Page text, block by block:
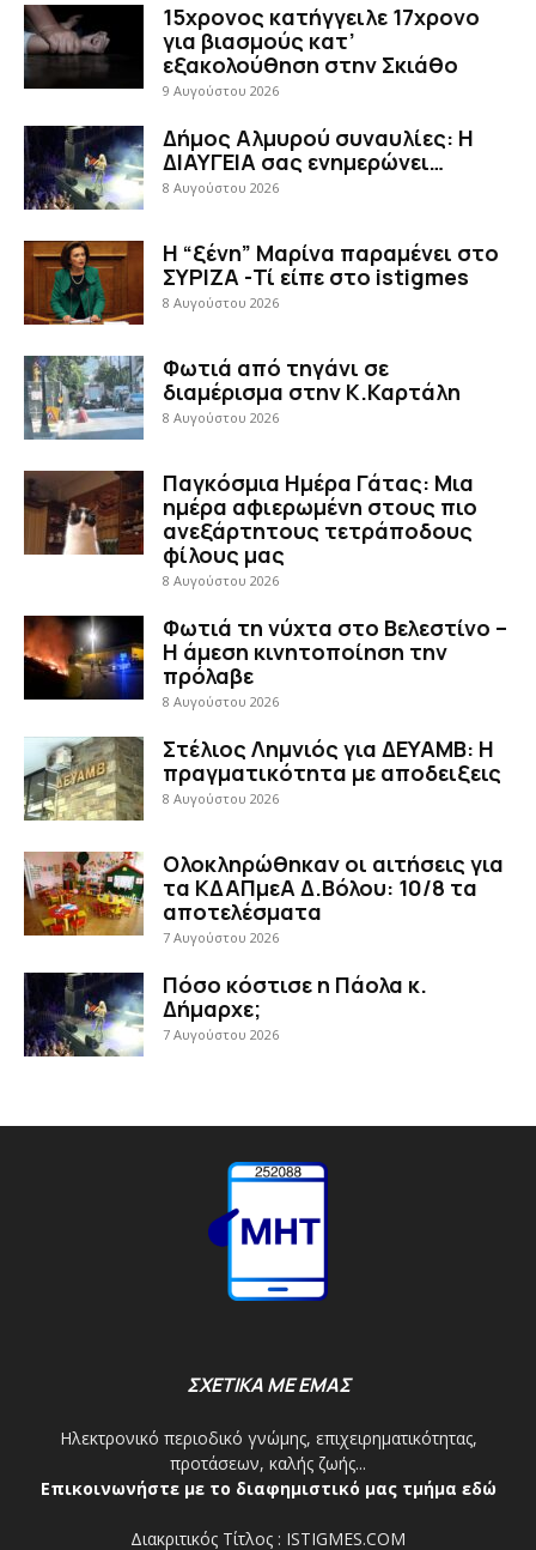
15χρονος κατήγγειλε 17χρονο
για βιασμούς κατ’
εξακολούθηση στην Σκιάθο
9 Αυγούστου 2026
Δήμος Αλμυρού συναυλίες: Η
ΔΙΑΥΓΕΙΑ σας ενημερώνει…
8 Αυγούστου 2026
Η “ξένη” Μαρίνα παραμένει στο
ΣΥΡΙΖΑ -Τί είπε στο istigmes
8 Αυγούστου 2026
Φωτιά από τηγάνι σε
διαμέρισμα στην Κ.Καρτάλη
8 Αυγούστου 2026
Παγκόσμια Ημέρα Γάτας: Μια
ημέρα αφιερωμένη στους πιο
ανεξάρτητους τετράποδους
φίλους μας
8 Αυγούστου 2026
Φωτιά τη νύχτα στο Βελεστίνο –
Η άμεση κινητοποίηση την
πρόλαβε
8 Αυγούστου 2026
Στέλιος Λημνιός για ΔΕΥΑΜΒ: Η
πραγματικότητα με αποδειξεις
8 Αυγούστου 2026
Ολοκληρώθηκαν οι αιτήσεις για
τα ΚΔΑΠμεΑ Δ.Βόλου: 10/8 τα
αποτελέσματα
7 Αυγούστου 2026
Πόσο κόστισε η Πάολα κ.
Δήμαρχε;
7 Αυγούστου 2026
ΣΧΕΤΙΚΑ ΜΕ ΕΜΑΣ
Ηλεκτρονικό περιοδικό γνώμης, επιχειρηματικότητας,
προτάσεων, καλής ζωής...
Επικοινωνήστε με το διαφημιστικό μας τμήμα εδώ
Διακριτικός Τίτλος : ISTIGMES.COM